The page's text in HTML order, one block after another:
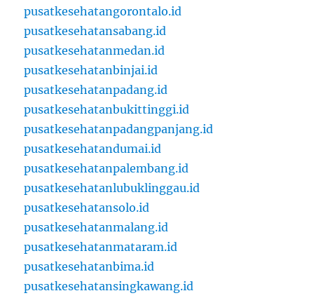
pusatkesehatangorontalo.id
pusatkesehatansabang.id
pusatkesehatanmedan.id
pusatkesehatanbinjai.id
pusatkesehatanpadang.id
pusatkesehatanbukittinggi.id
pusatkesehatanpadangpanjang.id
pusatkesehatandumai.id
pusatkesehatanpalembang.id
pusatkesehatanlubuklinggau.id
pusatkesehatansolo.id
pusatkesehatanmalang.id
pusatkesehatanmataram.id
pusatkesehatanbima.id
pusatkesehatansingkawang.id